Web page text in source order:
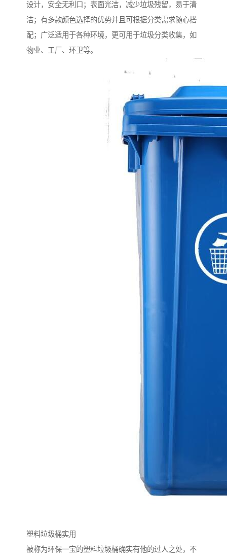
设计，安全无利口；表面光洁，减少垃圾残留，易于清
洁；有多款颜色选择的优势并且可根据分类需求随心搭
配；广泛适用于各种环境，更可用于垃圾分类收集，如
物业、工厂、环卫等。
塑料垃圾桶实用
被称为环保一宝的塑料垃圾桶确实有他的过人之处，不